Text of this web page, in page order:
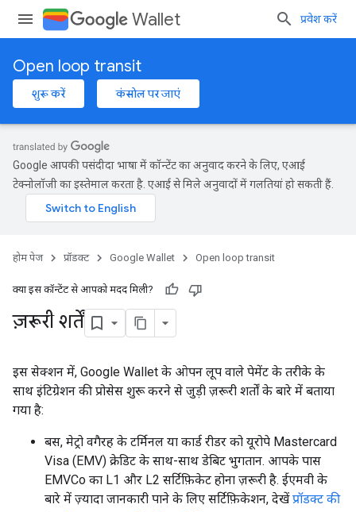
Wallet प्रवेश करें
Open loop transit
शुरू करें कंसोल पर जाएं
Google आपकी पसंदीदा भाषा में कॉन्टेंट का अनुवाद करने के लिए, एआई
टेक्नोलॉजी का इस्तेमाल करता है. एआई से मिले अनुवादों में गलतियां हो सकती हैं.
होम पेज प्रॉडक्ट Google Wallet Open loop transit
क्या इस कॉन्टेंट से आपको मदद मिली?
ज़रूरी शर्तें
इस सेक्शन में, Google Wallet के ओपन लूप वाले पेमेंट के तरीके के
साथ इंटिग्रेशन की प्रोसेस शुरू करने से जुड़ी ज़रूरी शर्तों के बारे में बताया
गया है:
बस, मेट्रो वगैरह के टर्मिनल या कार्ड रीडर को यूरोपे Mastercard
Visa (EMV) क्रेडिट के साथ-साथ डेबिट भुगतान. आपके पास
EMVCo का L1 और L2 सर्टिफ़िकेट होना ज़रूरी है. ईएमवी के
बारे में ज़्यादा जानकारी पाने के लिए सर्टिफ़िकेशन, देखेंप्रॉडक्ट की